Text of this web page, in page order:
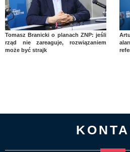
Tomasz Branicki o planach ZNP: jeśli
rząd nie zareaguje, rozwiązaniem
może być strajk